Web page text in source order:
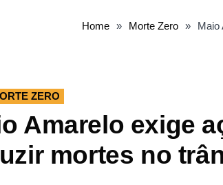
Home » Morte Zero » Maio
ZERO
Amarelo exige
mortes no